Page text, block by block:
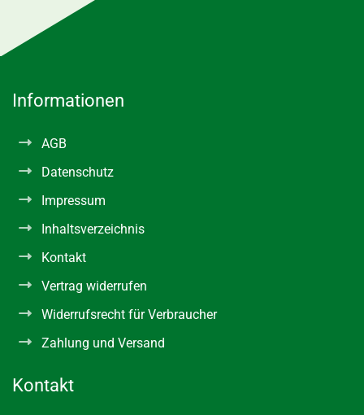
Informationen
AGB
Datenschutz
Impressum
Inhaltsverzeichnis
Kontakt
Vertrag widerrufen
Widerrufsrecht für Verbraucher
Zahlung und Versand
Kontakt